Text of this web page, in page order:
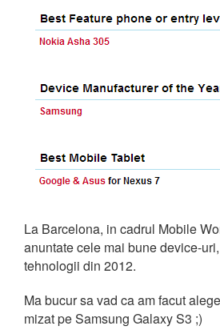
La Barcelona, in cadrul Mobile
anuntate cele mai bune device-
tehnologii din 2012.
Ma bucur sa vad ca am facut
mizat pe Samsung Galaxy S3 ;)